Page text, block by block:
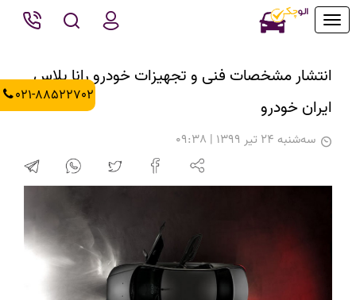
Toggle
021-88522702
انتشار مشخصات فنی و تجهیزات خودرو رانا پلاس
ایران خودرو
سه‌شنبه 24 تیر 1399 | 09:38